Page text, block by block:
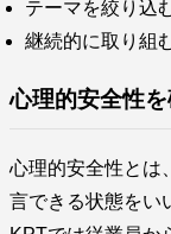
テーマを絞り込
継続的に取り組
心理的安全性
心理的安全性とは
言できる状態をい